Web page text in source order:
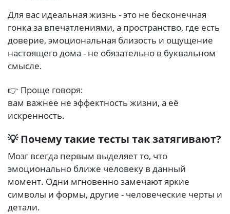
Для вас идеальная жизнь - это не бесконечная
гонка за впечатлениями, а пространство, где есть
доверие, эмоциональная близость и ощущение
настоящего дома - не обязательно в буквальном
смысле.
👉 Проще говоря:
вам важнее не эффектность жизни, а её
искренность.
💡 Почему такие тесты так затягивают?
Мозг всегда первым выделяет то, что
эмоционально ближе человеку в данный
момент. Одни мгновенно замечают яркие
символы и формы, другие - человеческие черты и
детали.